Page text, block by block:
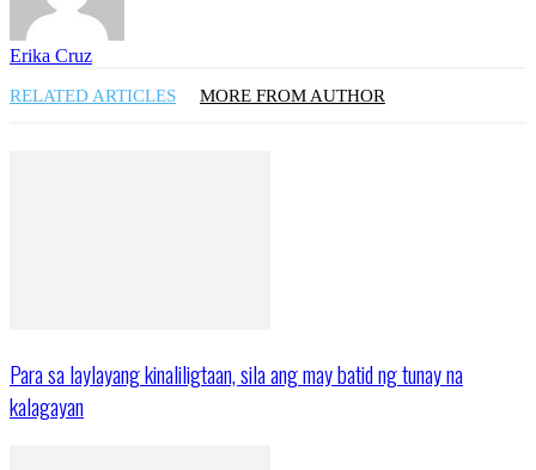
Erika Cruz
RELATED ARTICLES MORE FROM AUTHOR
Para sa laylayang kinaliligtaan, sila ang may batid ng tunay na
kalagayan